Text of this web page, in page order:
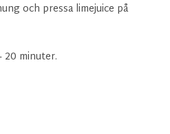
och pressa limejuice på
20 minuter.